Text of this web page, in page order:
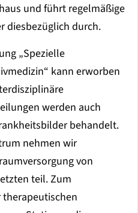
und führt regelmäßige
diesbezüglich durch.
„Spezielle
kann erworben
werden auch
behandelt.
nehmen wir
von
teil. Zum